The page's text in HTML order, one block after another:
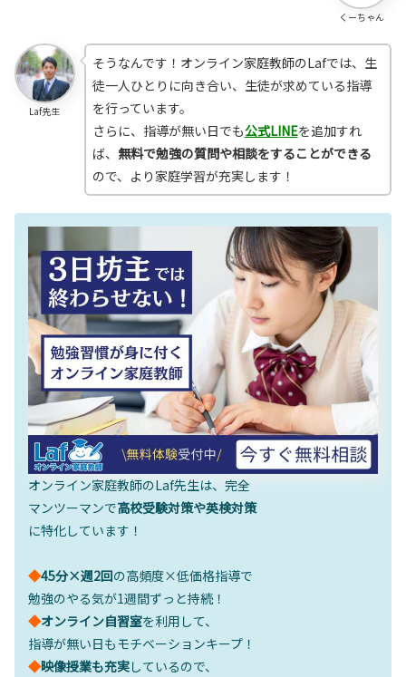
くーちゃん
Laf先生
そうなんです！オンライン家庭教師のLafでは、生
徒一人ひとりに向き合い、生徒が求めている指導
を行っています。
さらに、指導が無い日でも公式LINEを追加すれ
ば、 無料で勉強の質問や相談をすることができる
ので、より家庭学習が充実します！
オンライン家庭教師のLaf先生は、完全
マンツーマンで高校受験対策や英検対策
に特化しています！
◆45分×週2回の高頻度×低価格指導で
勉強のやる気が1週間ずっと持続！
◆オンライン自習室を利用して、
指導が無い日もモチベーションキープ！
◆映像授業も充実しているので、